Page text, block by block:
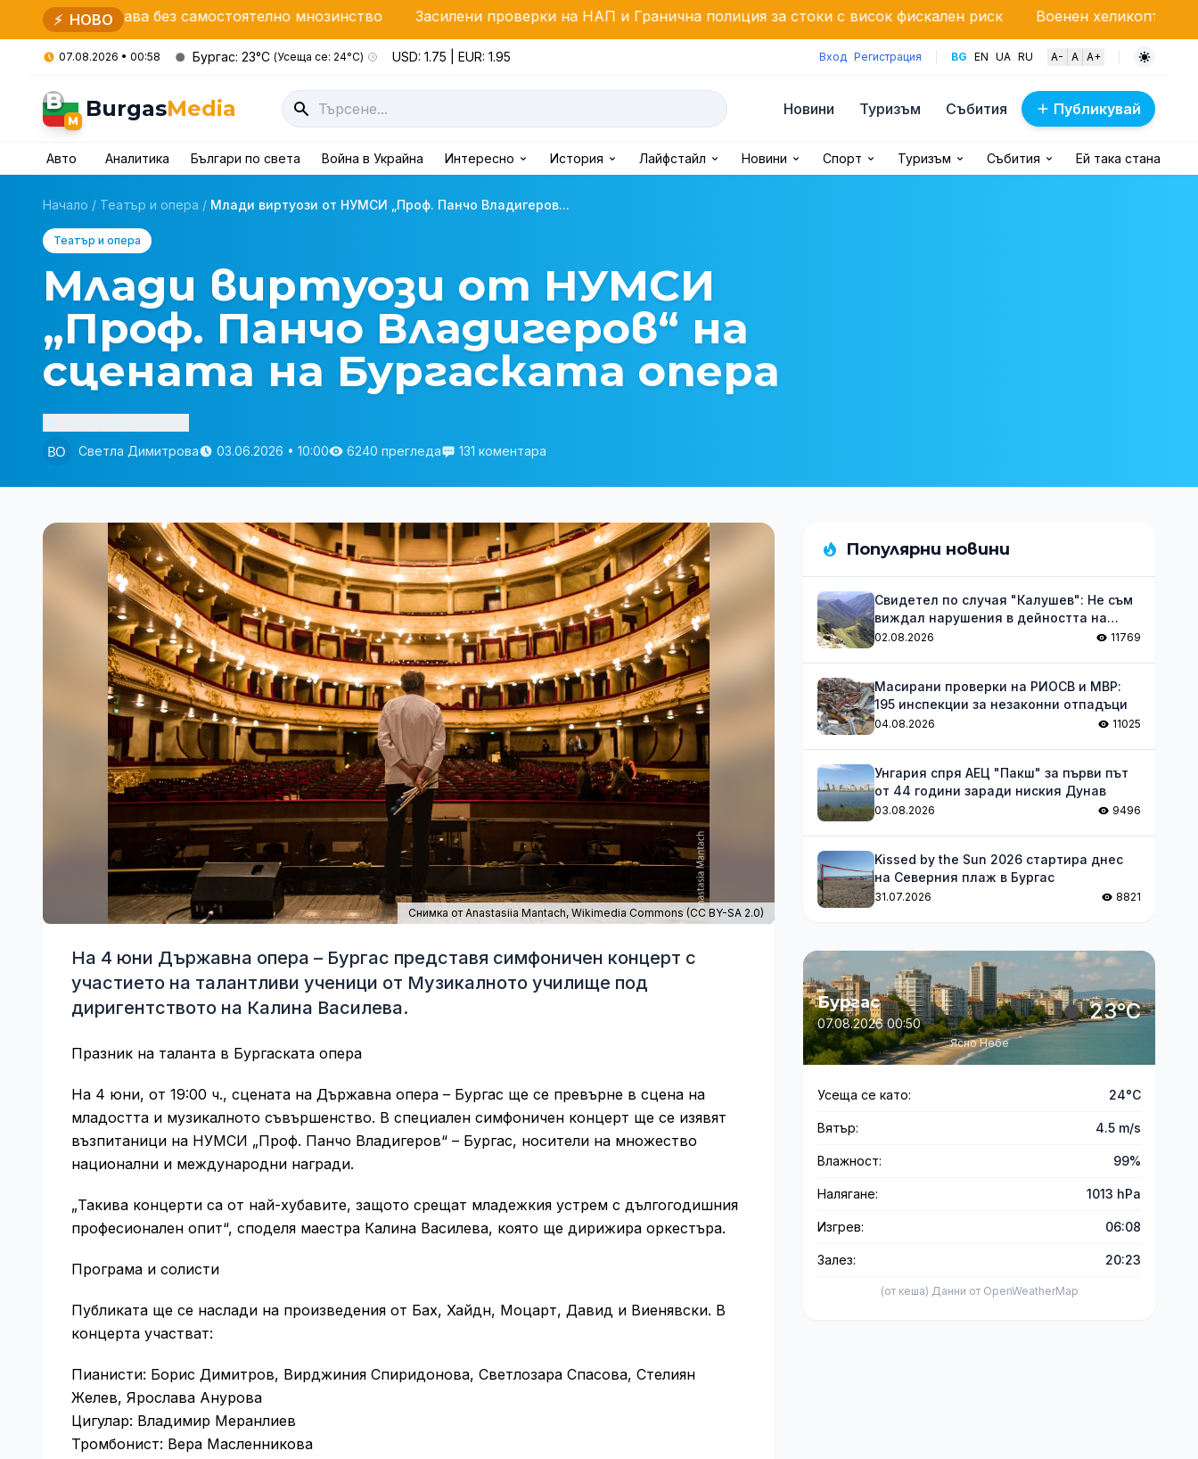
⚡ НОВО
без самостоятелно мнозинство Засилени проверки на НАП и Гранична полиция за стоки с висок фискален риск Военен хеликоптер „Кугър“ гаси
07.08.2026 • 00:58 Бургас: 23°C (Усеща се: 24°C) USD: 1.75 | EUR: 1.95 Вход Регистрация BG EN UA RU A- A A+
B
M BurgasMedia Новини Туризъм Събития Публикувай
Авто Аналитика Българи по света Война в Украйна Интересно История Лайфстайл Новини Спорт Туризъм Събития Ей така стана
Начало / Театър и опера / Млади виртуози от НУМСИ „Проф. Панчо Владигеров...
Театър и опера
Млади виртуози от НУМСИ
„Проф. Панчо Владигеров“ на
сцената на Бургаската опера
Светла Димитрова
03.06.2026 • 10:00 6240 прегледа 131 коментара
Снимка от Anastasiia Mantach,Wikimedia Commons (CC BY-SA 2.0)
На 4 юни Държавна опера – Бургас представя симфоничен концерт с
участието на талантливи ученици от Музикалното училище под
диригентството на Калина Василева.
Празник на таланта в Бургаската опера
На 4 юни, от 19:00 ч., сцената на Държавна опера – Бургас ще се превърне в сцена на
младостта и музикалното съвършенство. В специален симфоничен концерт ще се изявят
възпитаници на НУМСИ „Проф. Панчо Владигеров“ – Бургас, носители на множество
национални и международни награди.
„Такива концерти са от най-хубавите, защото срещат младежкия устрем с дългогодишния
професионален опит“, споделя маестра Калина Василева, която ще дирижира оркестъра.
Програма и солисти
Публиката ще се наслади на произведения от Бах, Хайдн, Моцарт, Давид и Виенявски. В
концерта участват:
Пианисти: Борис Димитров, Вирджиния Спиридонова, Светлозара Спасова, Стелиян
Желев, Ярослава Анурова
Цигулар: Владимир Меранлиев
Тромбонист: Вера Масленникова
Популярни новини
Свидетел по случая "Калушев": Не съм
виждал нарушения в дейността на
групата
02.08.2026 11769
Масирани проверки на РИОСВ и МВР:
195 инспекции за незаконни отпадъци
04.08.2026 11025
Унгария спря АЕЦ "Пакш" за първи път
от 44 години заради ниския Дунав
03.08.2026 9496
Kissed by the Sun 2026 стартира днес
на Северния плаж в Бургас
31.07.2026 8821
Бургас
07.08.2026 00:50 23°C
Ясно Небе
Усеща се като: 24°C
Вятър: 4.5 m/s
Влажност: 99%
Налягане: 1013 hPa
Изгрев: 06:08
Залез: 20:23
(от кеша) Данни от OpenWeatherMap